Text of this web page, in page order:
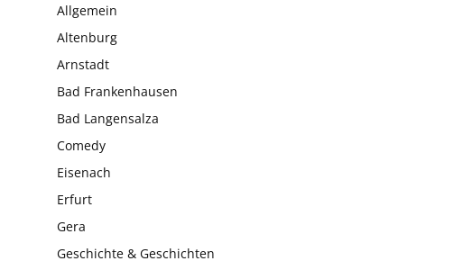
Allgemein
Altenburg
Arnstadt
Bad Frankenhausen
Bad Langensalza
Comedy
Eisenach
Erfurt
Gera
Geschichte & Geschichten